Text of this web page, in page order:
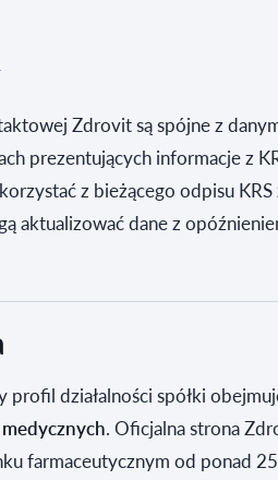
Zdrovit są spójne z
prezentujących informacje z
z bieżącego odpisu KRS
aktualizować dane z
działalności spółki
. Oficjalna strona
farmaceutycznym od ponad